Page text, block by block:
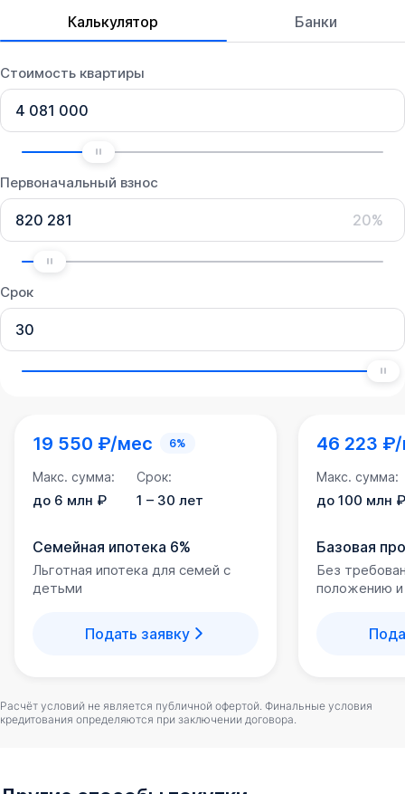
Калькулятор Банки
Стоимость квартиры
Первоначальный взнос
20%
Срок
19 550 ₽/мес 6%
Макс. сумма:
до 6 млн ₽
Срок:
1 – 30 лет
Семейная ипотека 6%
Льготная ипотека для семей с
детьми
Подать заявку
46 223
Макс. сумма:
до 100 млн ₽
Базовая
Без
положению
Расчёт условий не является публичной офертой. Финальные условия
кредитования определяются при заключении договора.